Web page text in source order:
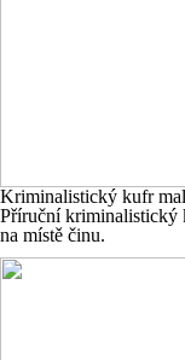
Kriminalistický kufr
Příruční kriminalistický
na místě činu.